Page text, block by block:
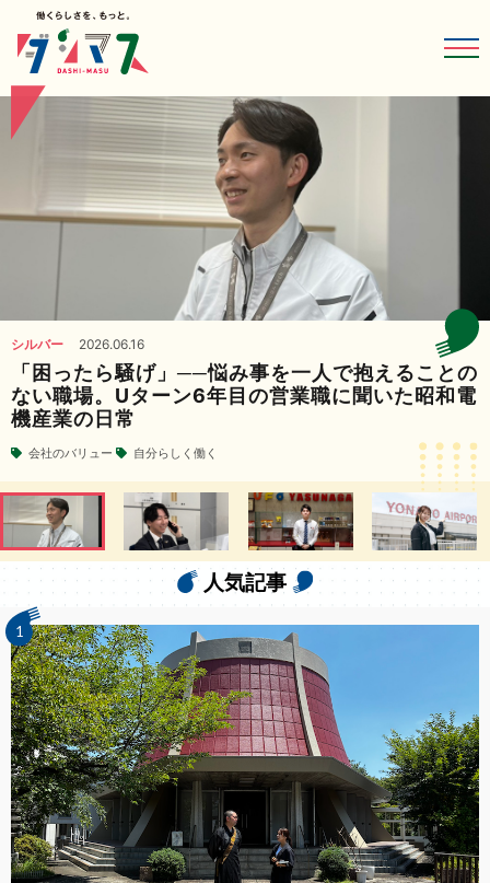
シルバー 2026.06.16
「困ったら騒げ」──悩み事を一人で抱えることの
ない職場。Uターン6年目の営業職に聞いた昭和電
機産業の日常
会社のバリュー 自分らしく働く
人気記事
1